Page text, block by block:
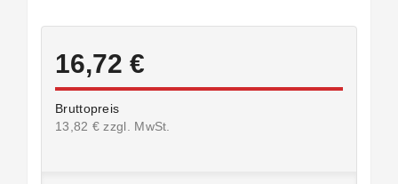
16,72 €
Bruttopreis
13,82 € zzgl. MwSt.